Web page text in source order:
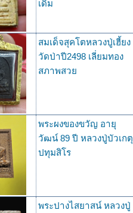
เดิม
สมเด็จสุคโตหลวงปู่เฮี้ยง
วัดป่าปี2498 เลี่ยมทอง
สภาพสวย
พระผงของขวัญ อายุ
วัฒน์ 89 ปี หลวงปู่บัวเกตุ
ปทุมสิโร
พระปางไสยาสน์ หลวงปู่